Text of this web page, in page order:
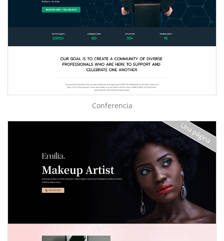
Conferencia
Una página